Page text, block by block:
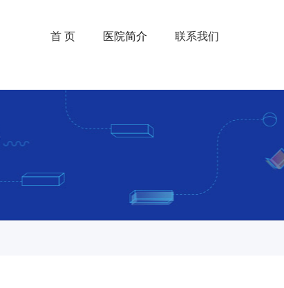
首 页 医院简介 联系我们